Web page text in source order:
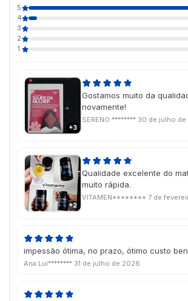
5
4
3
2
1
+3
Gostamos muito da
novamente!
SERENO ******** 30 de julho de
+2
Qualidade excelente do
muito rápida.
VITAMEN******** 7 de
impessão ótima, no prazo, ótimo custo
Ana Lui******** 31 de julho de 2026